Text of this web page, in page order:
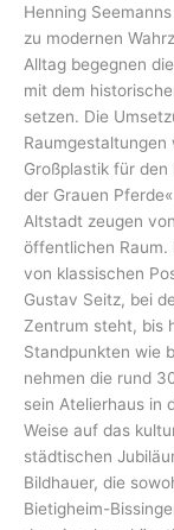
Henning
zu modernen
Alltag begegnen
mit dem
setzen. Die
Raumgestaltungen
Großplastik für den
der Grauen
Altstadt zeugen
öffentlichen Raum.
von klassischen
Gustav Seitz, bei
Zentrum steht, bis
Standpunkten wie
nehmen die rund
sein Atelierhaus in
Weise auf das
städtischen
Bildhauer, die
Bietigheim-